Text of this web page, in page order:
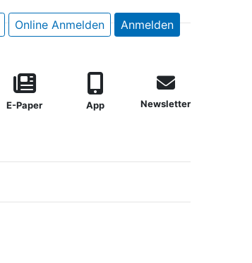
Online Anmelden Anmelden
E-Paper App Newsletter